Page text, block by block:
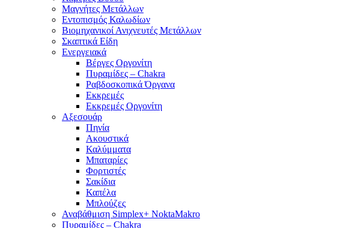
Μαγνήτες Μετάλλων
Εντοπισμός Καλωδίων
Βιομηχανικοί Ανιχνευτές Μετάλλων
Σκαπτικά Είδη
Ενεργειακά
Βέργες Οργονίτη
Πυραμίδες – Chakra
Ραβδοσκοπικά Όργανα
Εκκρεμές
Εκκρεμές Οργονίτη
Αξεσουάρ
Πηνία
Ακουστικά
Καλύμματα
Μπαταρίες
Φορτιστές
Σακίδια
Καπέλα
Μπλούζες
Αναβάθμιση Simplex+ NoktaMakro
Πυραμίδες – Chakra